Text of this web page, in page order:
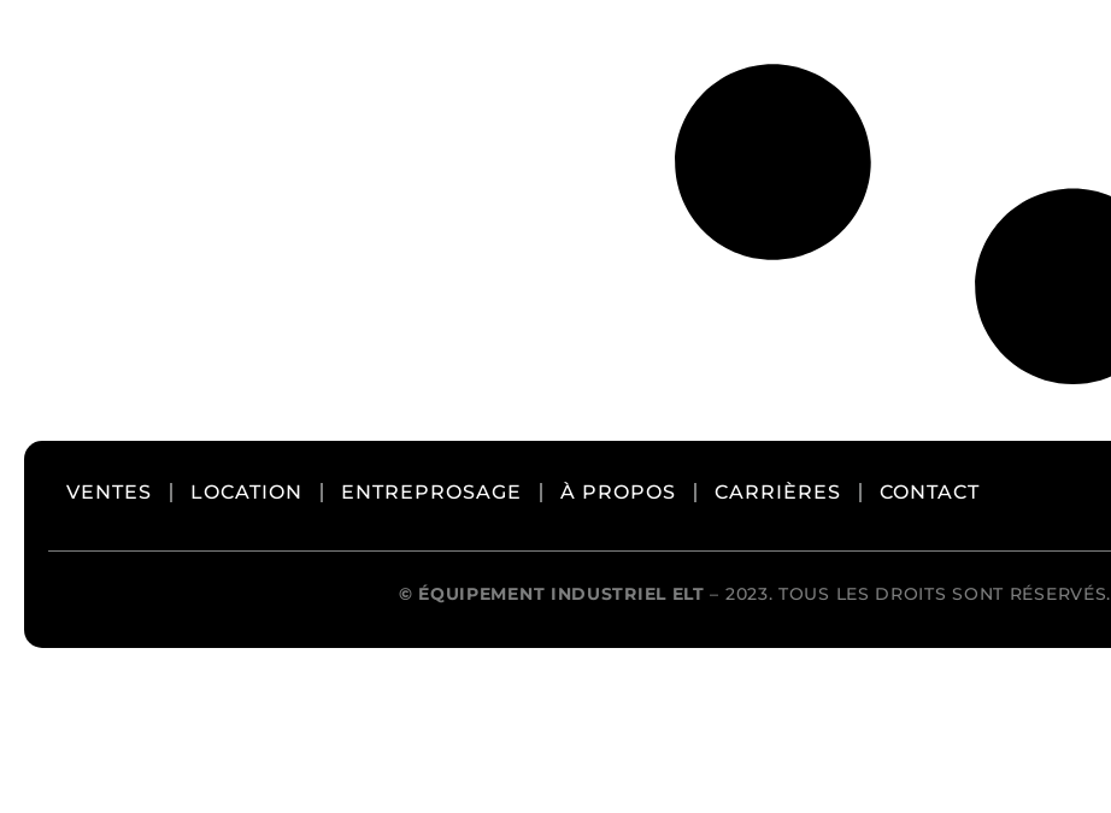
VENTES LOCATION ENTREPROSAGE À PROPOS CARRIÈRES CONTACT
© ÉQUIPEMENT INDUSTRIEL ELT– 2023. TOUS LES DROITS SONT RÉSERVÉS.